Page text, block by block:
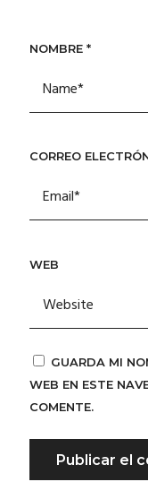
NOMBRE *
CORREO
WEB
GUARDA MI
WEB EN ESTE
COMENTE.